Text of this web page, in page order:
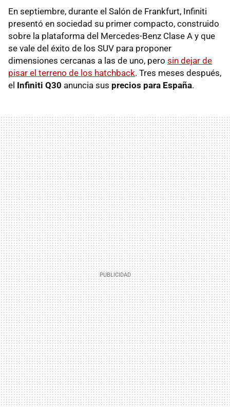
En septiembre, durante el Salón de Frankfurt, Infiniti
presentó en sociedad su primer compacto, construido
sobre la plataforma del Mercedes-Benz Clase A y que
se vale del éxito de los SUV para proponer
dimensiones cercanas a las de uno, pero sin dejar de
pisar el terreno de los hatchback. Tres meses después,
el Infiniti Q30 anuncia sus precios para España.